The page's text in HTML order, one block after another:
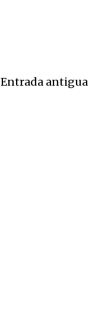
Entrada antigua